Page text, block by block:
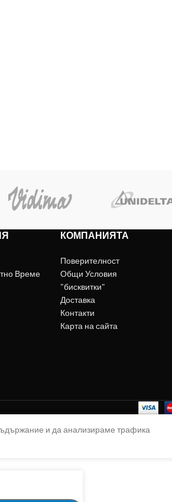
Време
КОМПАНИЯТА
Поверителност
Общи Условия
"бисквитки"
Доставка
Контакти
Карта на сайта
и да анализираме трафика